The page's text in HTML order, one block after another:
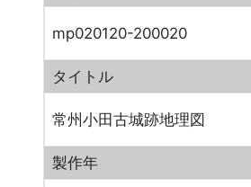
mp020120-200020
タイトル
常州小田古城跡地理図
製作年